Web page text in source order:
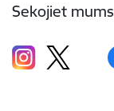
Sekojiet mums